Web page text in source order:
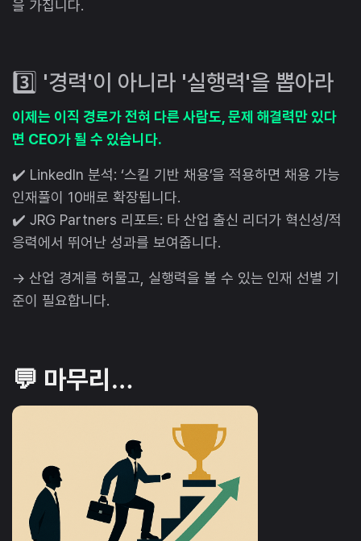
을 가집니다.
3️⃣ '경력'이 아니라 '실행력'을 뽑아라
이제는 이직 경로가 전혀 다른 사람도, 문제 해결력만 있다
면 CEO가 될 수 있습니다.
✔️ LinkedIn 분석: ‘스킬 기반 채용’을 적용하면 채용 가능
인재풀이 10배로 확장됩니다.
✔️ JRG Partners 리포트: 타 산업 출신 리더가 혁신성/적
응력에서 뛰어난 성과를 보여줍니다.
→ 산업 경계를 허물고, 실행력을 볼 수 있는 인재 선별 기
준이 필요합니다.
💬 마무리…